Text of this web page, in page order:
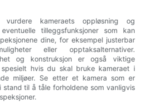
kameraets oppløsning og
tilleggsfunksjoner som kan
dine, for eksempel justerbar
eller opptaksalternativer.
og konstruksjon er også viktige
hvis du skal bruke kameraet i
miljøer. Se etter et kamera som er
til å tåle forholdene som vanligvis